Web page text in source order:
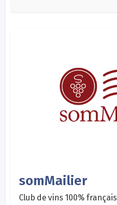
somMailier
Club de vins 100% français